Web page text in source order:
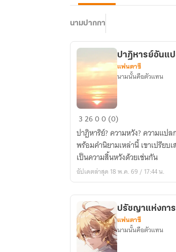
นามปากกา
ปาฏิ
หาร
ย์
อัน
แปลก
ประหลาด
ex
machina
ปาฏิหารย์อันแ
แฟนตาซี
นามนั้นคือตัวแทน
32600 (0)
ปาฏิหาริย์? ความหวัง? ความแป
พร้อมคำนิยามเหล่านี้ เขาเปรีย
เป็นความสิ้นหวังด้วยเช่นกัน
อัปเดตล่าสุด 18 พ.ค. 69 / 17:44 น.
ปรัชญาแห่งกา
แฟนตาซี
นามนั้นคือตัวแทน